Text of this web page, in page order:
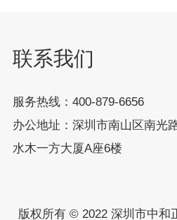
联系我们
服务热线：400-879-6656
办公地址：深圳市南山区南光
水木一方大厦A座6楼
版权所有 © 2022 深圳市中和